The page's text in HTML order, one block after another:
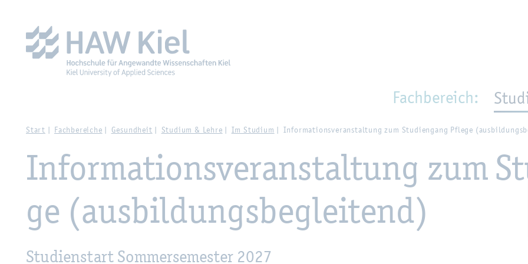
Fach­be­reich:
Start Fach­be­rei­che Ge­sund­heit Stu­di­um & Lehre Im Stu­di­um In­for­ma­ti­ons­ver­an­stal­tung zum Stu­di­en­gang Pfle­ge
In­for­ma­ti­ons­ver­an­stal­tung zum
ge (aus­bil­dungs­be­glei­tend)
Stu­di­en­start Som­mer­se­mes­ter 2027